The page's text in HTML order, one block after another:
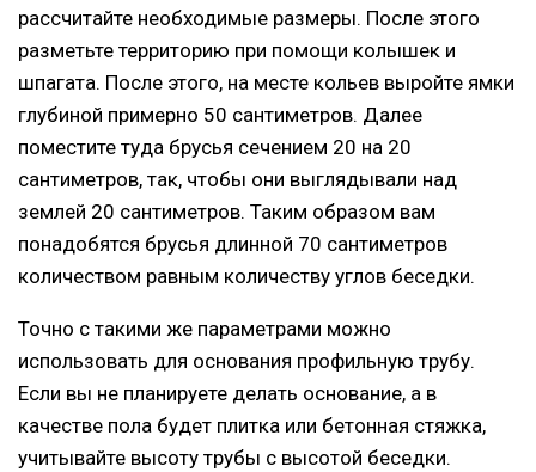
рассчитайте необходимые размеры. После этого
разметьте территорию при помощи колышек и
шпагата. После этого, на месте кольев выройте ямки
глубиной примерно 50 сантиметров. Далее
поместите туда брусья сечением 20 на 20
сантиметров, так, чтобы они выглядывали над
землей 20 сантиметров. Таким образом вам
понадобятся брусья длинной 70 сантиметров
количеством равным количеству углов беседки.
Точно с такими же параметрами можно
использовать для основания профильную трубу.
Если вы не планируете делать основание, а в
качестве пола будет плитка или бетонная стяжка,
учитывайте высоту трубы с высотой беседки.